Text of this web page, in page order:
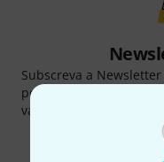
Subscreva a
pouco de sorte você
valor de